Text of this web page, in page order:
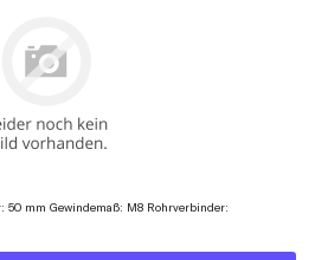
mm Gewindemaß: M8 Rohrverbinder: